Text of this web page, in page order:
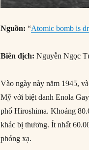
Nguồn:“Atomic bomb is
Biên dịch:Nguyễn Ngọc
Vào ngày này năm 1945,
Mỹ với biệt danh Enola
phố Hiroshima. Khoảng
khác bị thương. Ít nhất
phóng xạ.